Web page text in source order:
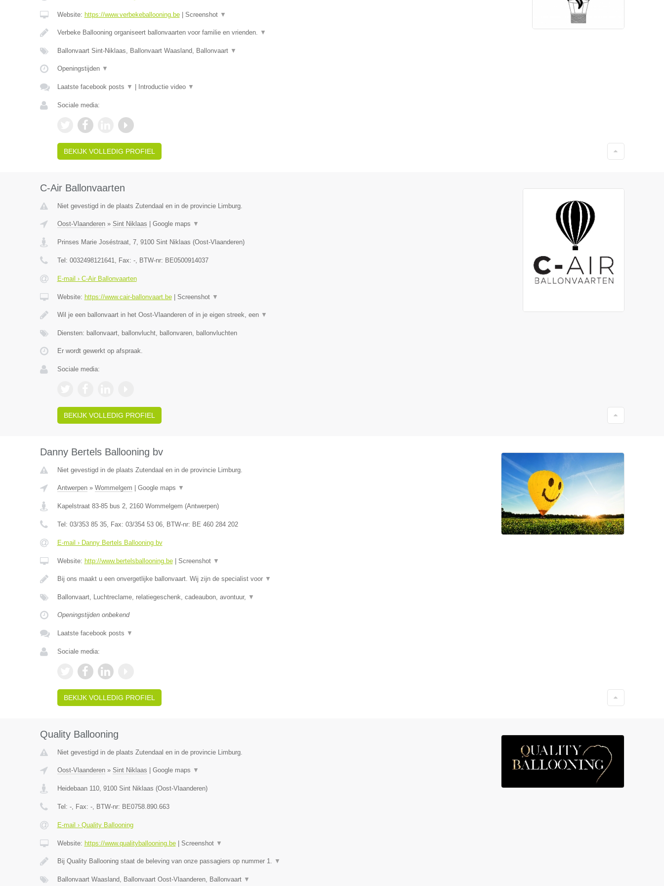
Website: https://www.verbekeballooning.be| Screenshot ▼
Verbeke Ballooning organiseert ballonvaarten voor familie en vrienden. ▼
Ballonvaart Sint-Niklaas, Ballonvaart Waasland, Ballonvaart ▼
Openingstijden ▼
Laatste facebook posts ▼ Introductie video ▼
Sociale media:
BEKIJK VOLLEDIG PROFIEL
C-Air Ballonvaarten
Niet gevestigd in de plaats Zutendaal en in de provincie Limburg.
Oost-Vlaanderen» Sint Niklaas Google maps ▼
Prinses Marie Joséstraat, 7, 9100 Sint Niklaas (Oost-Vlaanderen)
Tel: 0032498121641, Fax: -, BTW-nr: BE0500914037
E-mail › C-Air Ballonvaarten
Website: https://www.cair-ballonvaart.be| Screenshot ▼
Wil je een ballonvaart in het Oost-Vlaanderen of in je eigen streek, een ▼
Diensten: ballonvaart, ballonvlucht, ballonvaren, ballonvluchten
Er wordt gewerkt op afspraak.
Sociale media:
BEKIJK VOLLEDIG PROFIEL
Danny Bertels Ballooning bv
Niet gevestigd in de plaats Zutendaal en in de provincie Limburg.
Antwerpen» Wommelgem Google maps ▼
Kapelstraat 83-85 bus 2, 2160 Wommelgem (Antwerpen)
Tel: 03/353 85 35, Fax: 03/354 53 06, BTW-nr: BE 460 284 202
E-mail › Danny Bertels Ballooning bv
Website: http://www.bertelsballooning.be| Screenshot ▼
Bij ons maakt u een onvergetlijke ballonvaart. Wij zijn de specialist voor ▼
Ballonvaart, Luchtreclame, relatiegeschenk, cadeaubon, avontuur, ▼
Openingstijden onbekend
Laatste facebook posts ▼
Sociale media:
BEKIJK VOLLEDIG PROFIEL
Quality Ballooning
Niet gevestigd in de plaats Zutendaal en in de provincie Limburg.
Oost-Vlaanderen» Sint Niklaas Google maps ▼
Heidebaan 110, 9100 Sint Niklaas (Oost-Vlaanderen)
Tel: -, Fax: -, BTW-nr: BE0758.890.663
E-mail › Quality Ballooning
Website: https://www.qualityballooning.be| Screenshot ▼
Bij Quality Ballooning staat de beleving van onze passagiers op nummer 1. ▼
Ballonvaart Waasland, Ballonvaart Oost-Vlaanderen, Ballonvaart ▼